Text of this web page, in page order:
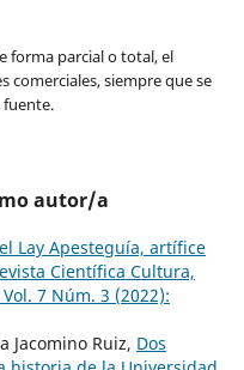
forma parcial o total, el
comerciales, siempre que se
fuente.
autor/a
Lay Apesteguía, artífice
Científica Cultura,
7 Núm. 3 (2022):
Jacomino Ruiz, Dos